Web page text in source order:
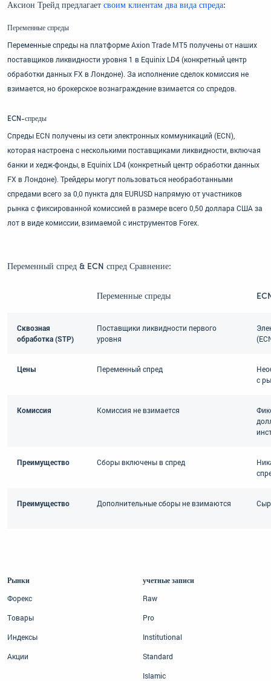
Аксион Трейд предлагает своим клиентам два вида спреда:
Переменные спреды
Переменные спреды на платформе Axion Trade MT5 получены от наших
поставщиков ликвидности уровня 1 в Equinix LD4 (конкретный центр
обработки данных FX в Лондоне). За исполнение сделок комиссия не
взимается, но брокерское вознаграждение взимается со спредов.
ECN-спреды
Спреды ECN получены из сети электронных коммуникаций (ECN),
которая настроена с несколькими поставщиками ликвидности, включая
банки и хедж-фонды, в Equinix LD4 (конкретный центр обработки данных
FX в Лондоне). Трейдеры могут пользоваться необработанными
спредами всего за 0,0 пункта для EURUSD напрямую от участников
рынка с фиксированной комиссией в размере всего 0,50 доллара США за
лот в виде комиссии, взимаемой с инструментов Forex.
Переменный спред & ECN спред Сравнение:
Переменные спреды
Сквозная
обработка (STP)
Поставщики ликвидности первого
уровня
Цены Переменный спред
с
Комиссия Комиссия не взимается
Преимущество Сборы включены в спред
Преимущество Дополнительные сборы не взимаются
Рынки
Форекс
Товары
Индексы
Акции
учетные записи
Raw
Pro
Institutional
Standard
Islamic